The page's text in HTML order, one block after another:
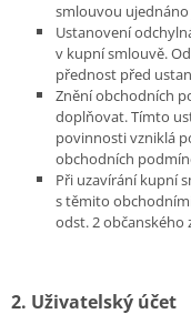
smlouvou ujednáno
Ustanovení
v kupní smlouvě.
přednost před
Znění obchodních
doplňovat. Tímto
povinnosti vzniklá
obchodních
Při uzavírání kupní
s těmito
odst. 2 občanského
2. Uživatelský účet